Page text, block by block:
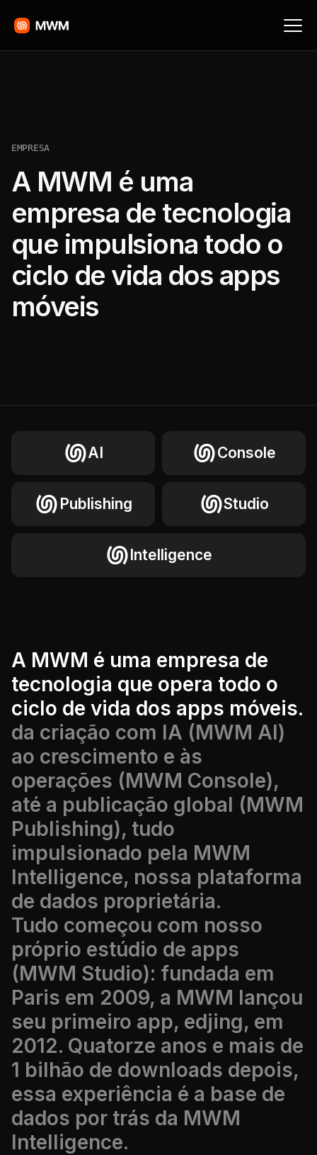
EMPRESA
A MWM é uma
empresa de tecnologia
que impulsiona todo o
ciclo de vida dos apps
móveis
Studio
Intelligence
AI Console
Publishing
A MWM é uma empresa de
tecnologia que opera todo o
ciclo de vida dos apps móveis.
da criação com IA (MWM AI)
ao crescimento e às
operações (MWM Console),
até a publicação global (MWM
Publishing), tudo
impulsionado pela MWM
Intelligence, nossa plataforma
de dados proprietária.
Tudo começou com nosso
próprio estúdio de apps
(MWM Studio): fundada em
Paris em 2009, a MWM lançou
seu primeiro app, edjing, em
2012. Quatorze anos e mais de
1 bilhão de downloads depois,
essa experiência é a base de
dados por trás da MWM
Intelligence.